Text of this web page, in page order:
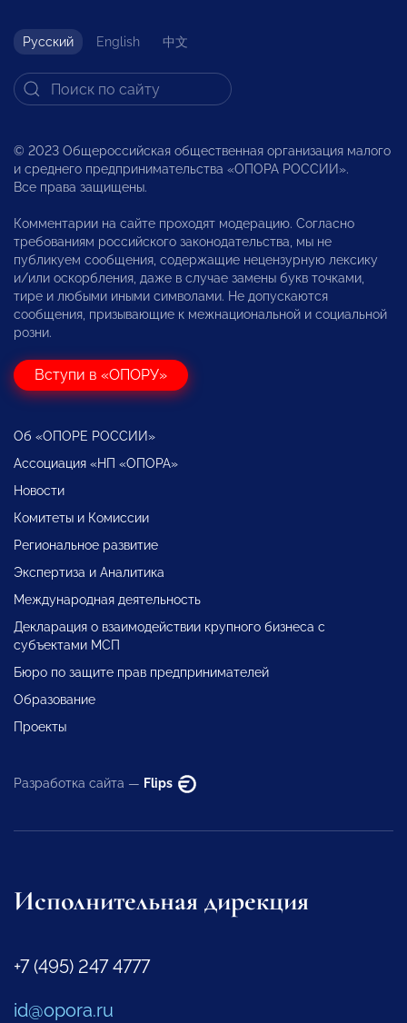
Русский English 中文
© 2023 Общероссийская общественная организация малого
и среднего предпринимательства «ОПОРА РОССИИ».
Все права защищены.
Комментарии на сайте проходят модерацию. Согласно
требованиям российского законодательства, мы не
публикуем сообщения, содержащие нецензурную лексику
и/или оскорбления, даже в случае замены букв точками,
тире и любыми иными символами. Не допускаются
сообщения, призывающие к межнациональной и социальной
розни.
Вступи в «ОПОРУ»
Об «ОПОРЕ РОССИИ»
Ассоциация «НП «ОПОРА»
Новости
Комитеты и Комиссии
Региональное развитие
Экспертиза и Аналитика
Международная деятельность
Декларация о взаимодействии крупного бизнеса с
субъектами МСП
Бюро по защите прав предпринимателей
Образование
Проекты
Разработка сайта — Flips
Исполнительная дирекция
+7 (495) 247 4777
id@opora.ru